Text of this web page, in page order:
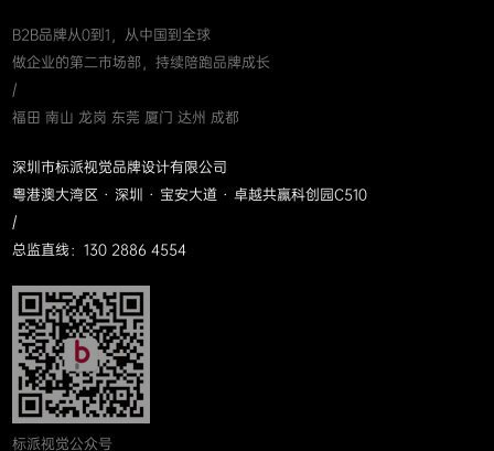
B2B品牌从0到1，从中国到全球
做企业的第二市场部，持续陪跑品牌成长
/
福田 南山 龙岗 东莞 厦门 达州 成都
深圳市标派视觉品牌设计有限公司
粤港澳大湾区 · 深圳 · 宝安大道 · 卓越共赢科创园C510
/
总监直线：130 2886 4554
标派视觉公众号